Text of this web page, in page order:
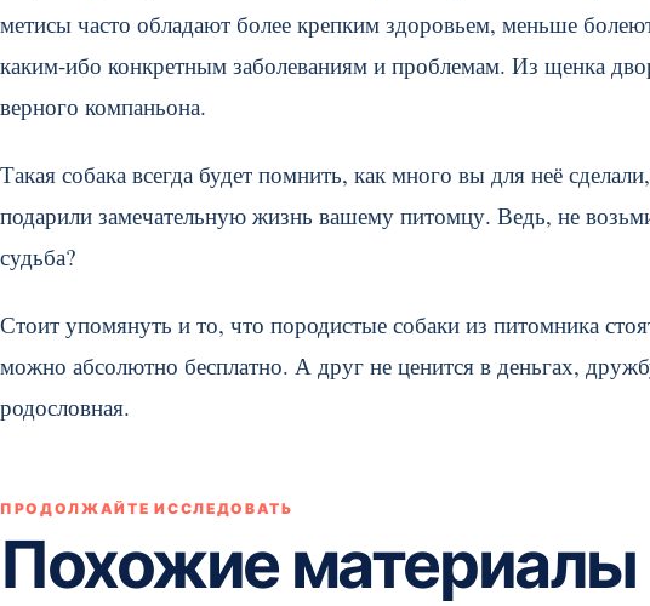
метисы часто обладают более крепким здоровьем, меньше
каким-ибо конкретным заболеваниям и проблемам. Из щенка
верного компаньона.
Такая собака всегда будет помнить, как много вы для неё
подарили замечательную жизнь вашему питомцу. Ведь, не
судьба?
Стоит упомянуть и то, что породистые собаки из питомника
можно абсолютно бесплатно. А друг не ценится в деньгах,
родословная.
ПРОДОЛЖАЙТЕ ИССЛЕДОВАТЬ
Похожие материалы